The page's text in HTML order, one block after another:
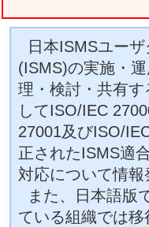
日本ISMSユー
(ISMS)の実施・
理・検討・共有
してISO/IEC
27001及びISO/
正されたISMS適
対応について情
また、日本語版
ている組織では